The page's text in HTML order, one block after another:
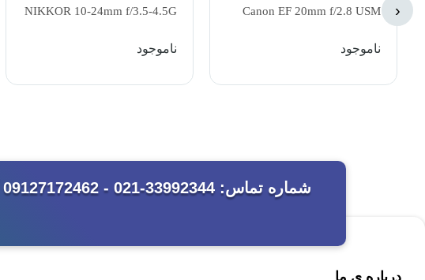
Canon EF 20mm f/2.8 USM
ناموجود
NIKKOR 10-24mm f/3.5-4.5G
ناموجود
‹
درباره ی ما